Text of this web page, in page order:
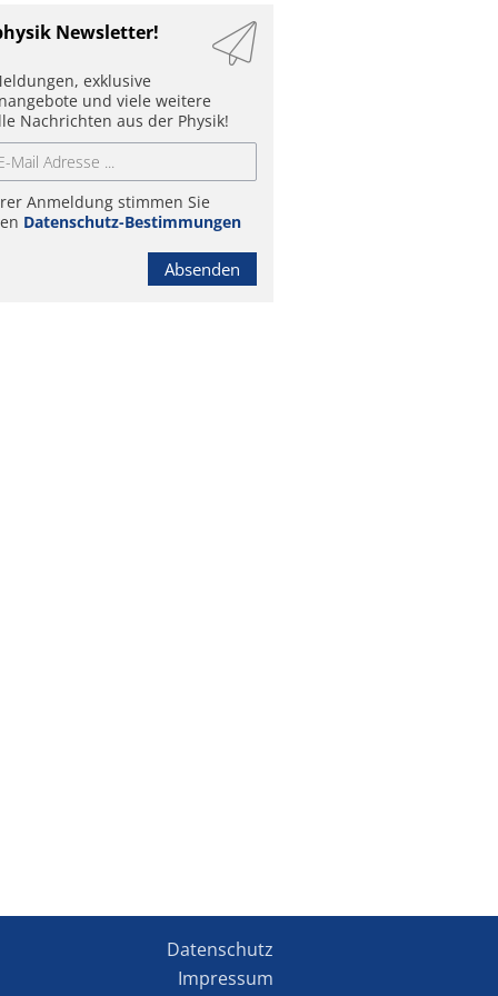
Newsletter!
exklusive
und viele weitere
Nachrichten aus der Physik!
Anmeldung stimmen Sie
Datenschutz-Bestimmungen
Absenden
Datenschutz
Impressum